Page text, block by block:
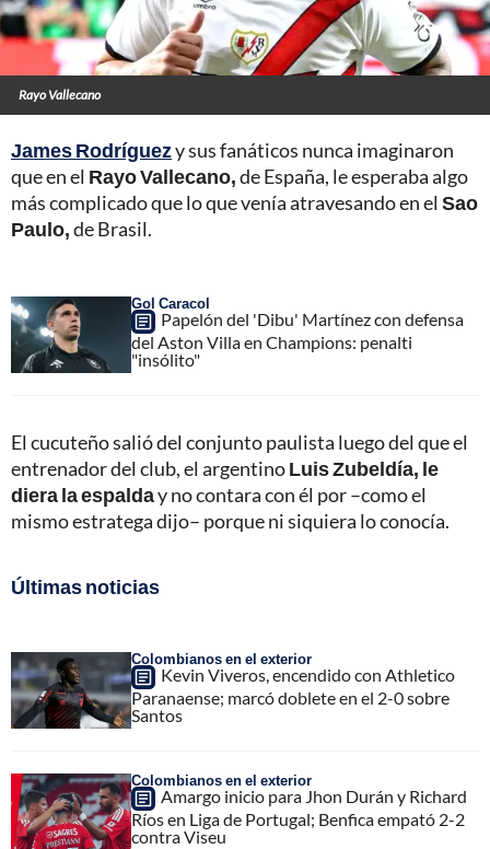
Rayo Vallecano
James Rodríguezy sus fanáticos nunca imaginaron
que en el Rayo Vallecano,de España, le esperaba algo
más complicado que lo que venía atravesando en el Sao
Paulo,de Brasil.
Gol Caracol
Papelón del 'Dibu' Martínez con defensa
del Aston Villa en Champions: penalti
"insólito"
El cucuteño salió del conjunto paulista luego del que el
entrenador del club, el argentinoLuis Zubeldía, le
diera la espalday no contara con él por –como el
mismo estratega dijo– porque ni siquiera lo conocía.
Últimas noticias
Colombianos en el exterior
Kevin Viveros, encendido con Athletico
Paranaense; marcó doblete en el 2-0 sobre
Santos
Colombianos en el exterior
Amargo inicio para Jhon Durán y Richard
Ríos en Liga de Portugal; Benfica empató 2-2
contra Viseu